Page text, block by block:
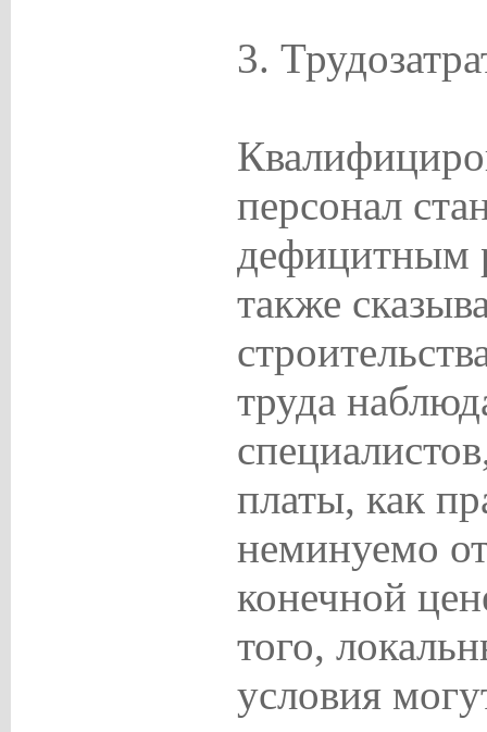
3.
персонал
дефицитным
также
труда
платы, как
неминуемо
конечной
того,
условия